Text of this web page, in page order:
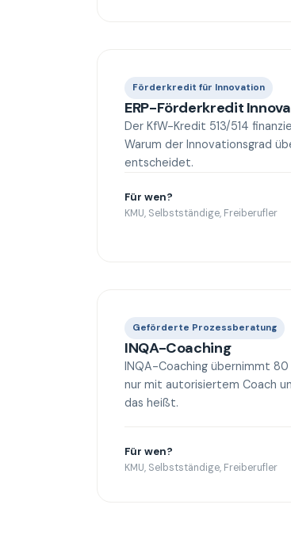
Förderkredit für Innovation
ERP-Förderkredit
Der KfW-Kredit 513/514
Warum der Innovationsgrad
entscheidet.
Für wen?
KMU, Selbstständige, Freiberufler
Geförderte Prozessberatung
INQA-Coaching
INQA-Coaching übernimmt 80
nur mit autorisiertem Coach
das heißt.
Für wen?
KMU, Selbstständige, Freiberufler